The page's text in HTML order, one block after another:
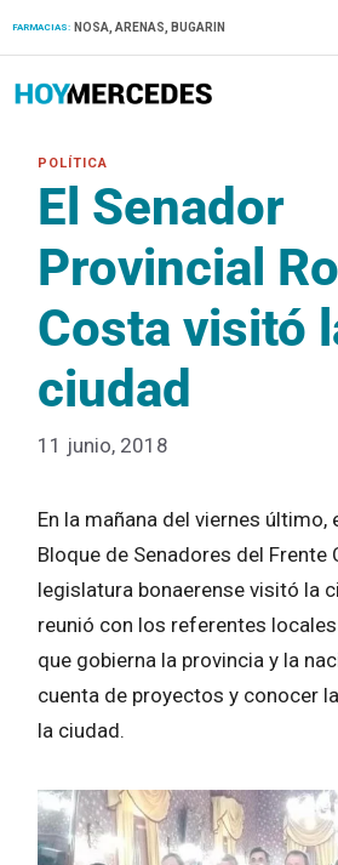
FARMACIAS: NOSA, ARENAS, BUGARIN
El Senador
Provincial
Costa visitó
ciudad
11 junio, 2018
En la mañana del viernes último,
Bloque de Senadores del Frente
legislatura bonaerense visitó la
reunió con los referentes
que gobierna la provincia y la
cuenta de proyectos y conocer
la ciudad.